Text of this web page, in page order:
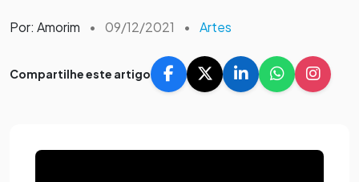
Por: Amorim • 09/12/2021 • Artes
Compartilhe este artigo